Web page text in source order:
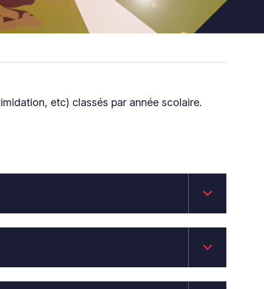
etc) classés par année scolaire.
keyboard_arrow_down
keyboard_arrow_down